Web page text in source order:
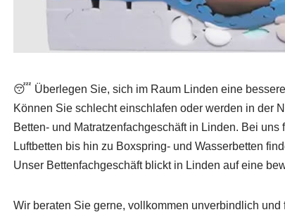
😴 Überlegen Sie, sich im Raum Linden eine
Können Sie schlecht einschlafen oder werden in der
Betten- und Matratzenfachgeschäft in Linden. Bei
Luftbetten bis hin zu Boxspring- und Wasserbetten
Unser Bettenfachgeschäft blickt in Linden auf eine
Wir beraten Sie gerne, vollkommen unverbindlich